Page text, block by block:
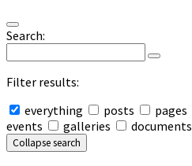
Search:
Filter results:
everything
posts pages
events
galleries documents
Collapse search